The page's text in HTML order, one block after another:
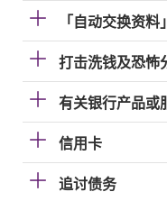
「自动交换资料
打击洗钱及恐怖
有关银行产品或
信用卡
追讨债务